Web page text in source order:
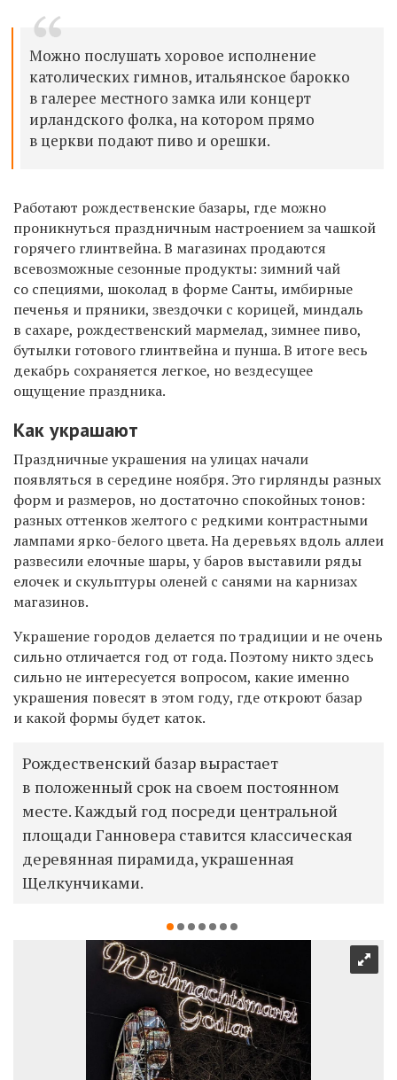
Можно послушать хоровое исполнение
католических гимнов, итальянское барокко
в галерее местного замка или концерт
ирландского фолка, на котором прямо
в церкви подают пиво и орешки.
Работают рождественские базары, где можно
проникнуться праздничным настроением за чашкой
горячего глинтвейна. В магазинах продаются
всевозможные сезонные продукты: зимний чай
со специями, шоколад в форме Санты, имбирные
печенья и пряники, звездочки с корицей, миндаль
в сахаре, рождественский мармелад, зимнее пиво,
бутылки готового глинтвейна и пунша. В итоге весь
декабрь сохраняется легкое, но вездесущее
ощущение праздника.
Как украшают
Праздничные украшения на улицах начали
появляться в середине ноября. Это гирлянды разных
форм и размеров, но достаточно спокойных тонов:
разных оттенков желтого с редкими контрастными
лампами ярко-белого цвета. На деревьях вдоль аллеи
развесили елочные шары, у баров выставили ряды
елочек и скульптуры оленей с санями на карнизах
магазинов.
Украшение городов делается по традиции и не очень
сильно отличается год от года. Поэтому никто здесь
сильно не интересуется вопросом, какие именно
украшения повесят в этом году, где откроют базар
и какой формы будет каток.
Рождественский базар вырастает
в положенный срок на своем постоянном
месте. Каждый год посреди центральной
площади Ганновера ставится классическая
деревянная пирамида, украшенная
Щелкунчиками.